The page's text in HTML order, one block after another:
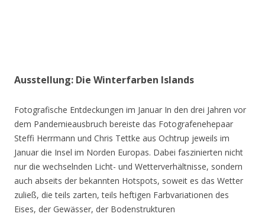
Ausstellung: Die Winterfarben Islands
Fotografische Entdeckungen im Januar In den drei Jahren vor
dem Pandemieausbruch bereiste das Fotografenehepaar
Steffi Herrmann und Chris Tettke aus Ochtrup jeweils im
Januar die Insel im Norden Europas. Dabei faszinierten nicht
nur die wechselnden Licht- und Wetterverhältnisse, sondern
auch abseits der bekannten Hotspots, soweit es das Wetter
zuließ, die teils zarten, teils heftigen Farbvariationen des
Eises, der Gewässer, der Bodenstrukturen